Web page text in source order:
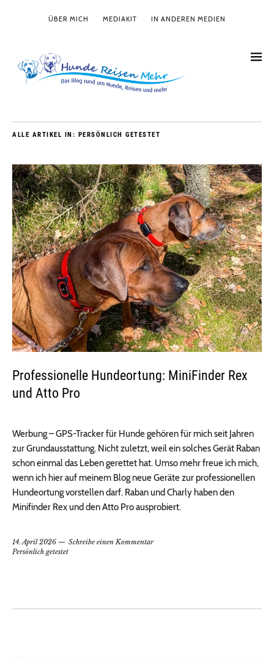
ÜBER MICH MEDIAKIT IN ANDEREN MEDIEN
ALLE ARTIKEL IN: PERSÖNLICH GETESTET
Professionelle Hundeortung: MiniFinder Rex
und Atto Pro
Werbung – GPS-Tracker für Hunde gehören für mich seit Jahren
zur Grundausstattung. Nicht zuletzt, weil ein solches Gerät Raban
schon einmal das Leben gerettet hat. Umso mehr freue ich mich,
wenn ich hier auf meinem Blog neue Geräte zur professionellen
Hundeortung vorstellen darf. Raban und Charly haben den
Minifinder Rex und den Atto Pro ausprobiert.
14. April 2026
Schreibe einen Kommentar
Persönlich getestet